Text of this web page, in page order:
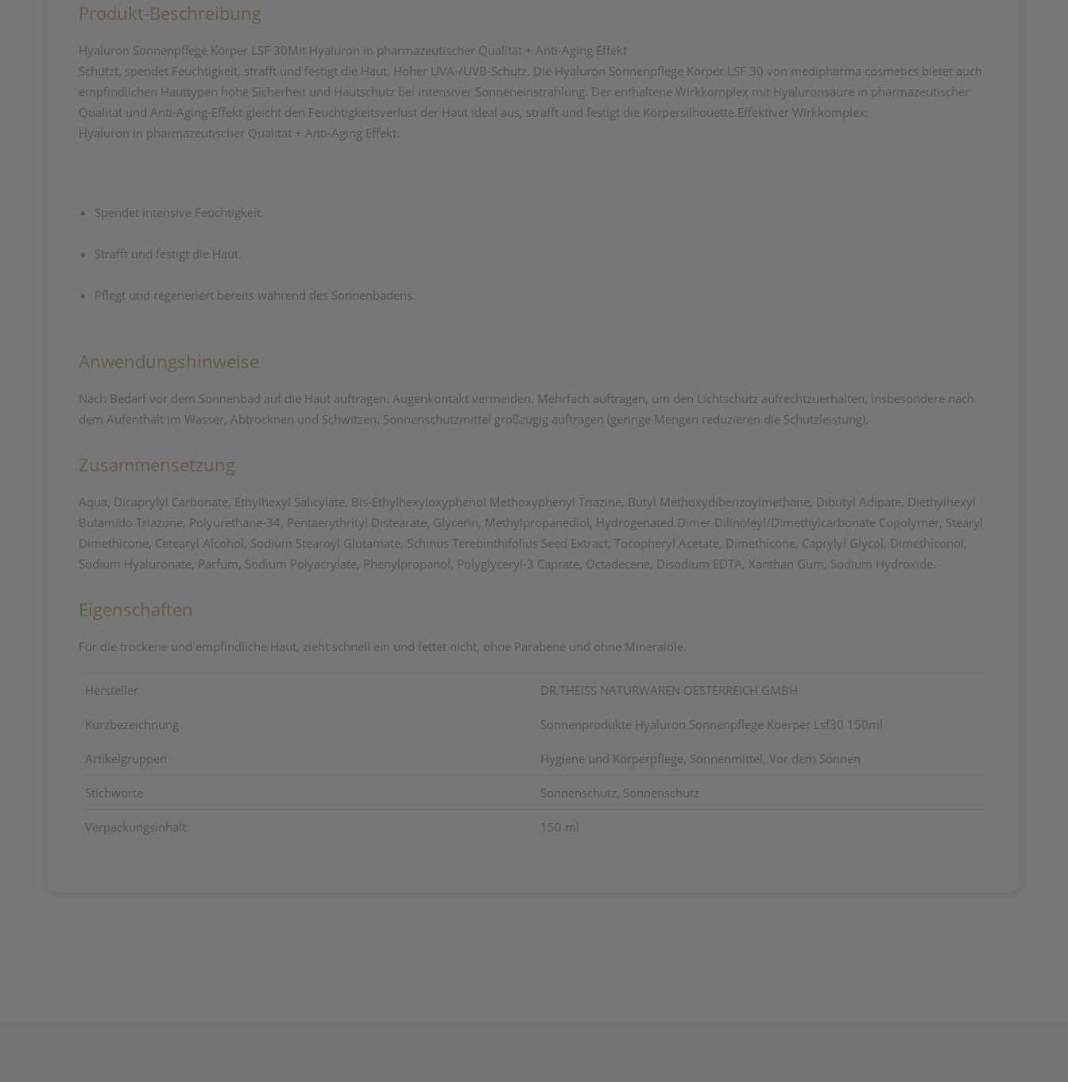
Produkt-Beschreibung
Hyaluron Sonnenpflege Körper LSF 30Mit Hyaluron in pharmazeutischer Qualität + Anti-Aging Effekt
Schützt, spendet Feuchtigkeit, strafft und festigt die Haut. Hoher UVA-/UVB-Schutz. Die Hyaluron Sonnenpflege Körper LSF 30 von medipharma cosmetics bietet auch
empfindlichen Hauttypen hohe Sicherheit und Hautschutz bei intensiver Sonneneinstrahlung. Der enthaltene Wirkkomplex mit Hyaluronsäure in pharmazeutischer
Qualität und Anti-Aging-Effekt gleicht den Feuchtigkeitsverlust der Haut ideal aus, strafft und festigt die Körpersilhouette.Effektiver Wirkkomplex:
Hyaluron in pharmazeutischer Qualität + Anti-Aging Effekt:
Spendet intensive Feuchtigkeit.
Strafft und festigt die Haut.
Pflegt und regeneriert bereits während des Sonnenbadens.
Anwendungshinweise
Nach Bedarf vor dem Sonnenbad auf die Haut auftragen. Augenkontakt vermeiden. Mehrfach auftragen, um den Lichtschutz aufrechtzuerhalten, insbesondere nach
dem Aufenthalt im Wasser, Abtrocknen und Schwitzen. Sonnenschutzmittel großzügig auftragen (geringe Mengen reduzieren die Schutzleistung).
Zusammensetzung
Aqua, Dicaprylyl Carbonate, Ethylhexyl Salicylate, Bis-Ethylhexyloxyphenol Methoxyphenyl Triazine, Butyl Methoxydibenzoylmethane, Dibutyl Adipate, Diethylhexyl
Butamido Triazone, Polyurethane-34, Pentaerythrityl Distearate, Glycerin, Methylpropanediol, Hydrogenated Dimer Dilinoleyl/Dimethylcarbonate Copolymer, Stearyl
Dimethicone, Cetearyl Alcohol, Sodium Stearoyl Glutamate, Schinus Terebinthifolius Seed Extract, Tocopheryl Acetate, Dimethicone, Caprylyl Glycol, Dimethiconol,
Sodium Hyaluronate, Parfum, Sodium Polyacrylate, Phenylpropanol, Polyglyceryl-3 Caprate, Octadecene, Disodium EDTA, Xanthan Gum, Sodium Hydroxide.
Eigenschaften
Für die trockene und empfindliche Haut, zieht schnell ein und fettet nicht, ohne Parabene und ohne Mineralöle.
Hersteller DR.THEISS NATURWAREN OESTERREICH GMBH
Kurzbezeichnung Sonnenprodukte Hyaluron Sonnenpflege Koerper Lsf30 150ml
Artikelgruppen Hygiene und Körperpflege, Sonnenmittel, Vor dem Sonnen
Stichworte Sonnenschutz, Sonnenschutz
Verpackungsinhalt 150 ml